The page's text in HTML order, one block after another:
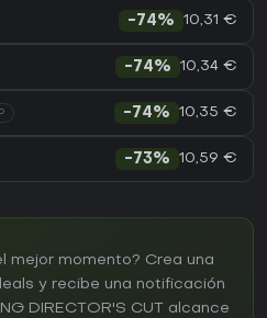
-74% 10,31 €
-74% 10,34 €
-74% 10,35 €
-73% 10,59 €
mejor momento? Crea una
y recibe una notificación
DIRECTOR'S CUT alcance